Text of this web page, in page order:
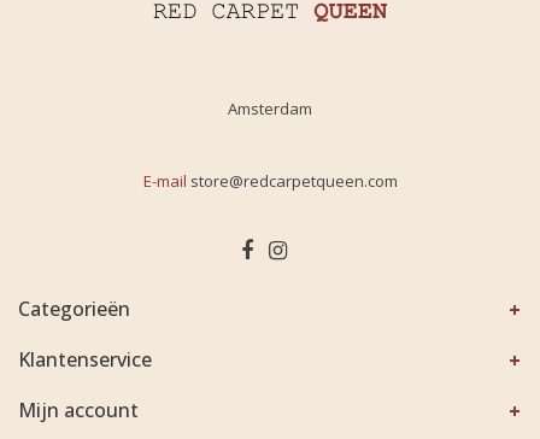
Amsterdam
E-mail store@redcarpetqueen.com
Categorieën
Klantenservice
Mijn account